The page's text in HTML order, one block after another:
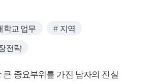
학교 업무 지역
전략
큰 중요부위를 가진 남자의 진실